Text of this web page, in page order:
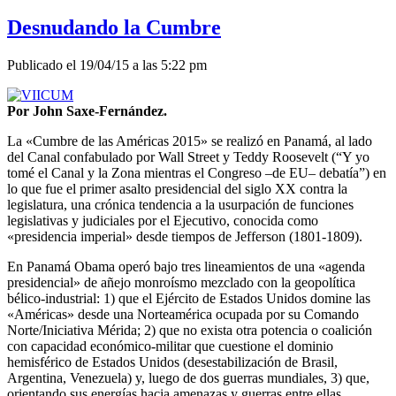
Desnudando la Cumbre
Publicado el 19/04/15 a las 5:22 pm
Por John Saxe-Fernández.
La «Cumbre de las Américas 2015» se realizó en Panamá, al lado
del Canal confabulado por Wall Street y Teddy Roosevelt (“Y yo
tomé el Canal y la Zona mientras el Congreso –de EU– debatía”) en
lo que fue el primer asalto presidencial del siglo XX contra la
legislatura, una crónica tendencia a la usurpación de funciones
legislativas y judiciales por el Ejecutivo, conocida como
«presidencia imperial» desde tiempos de Jefferson (1801-1809).
En Panamá Obama operó bajo tres lineamientos de una «agenda
presidencial» de añejo monroísmo mezclado con la geopolítica
bélico-industrial: 1) que el Ejército de Estados Unidos domine las
«Américas» desde una Norteamérica ocupada por su Comando
Norte/Iniciativa Mérida; 2) que no exista otra potencia o coalición
con capacidad económico-militar que cuestione el dominio
hemisférico de Estados Unidos (desestabilización de Brasil,
Argentina, Venezuela) y, luego de dos guerras mundiales, 3) que,